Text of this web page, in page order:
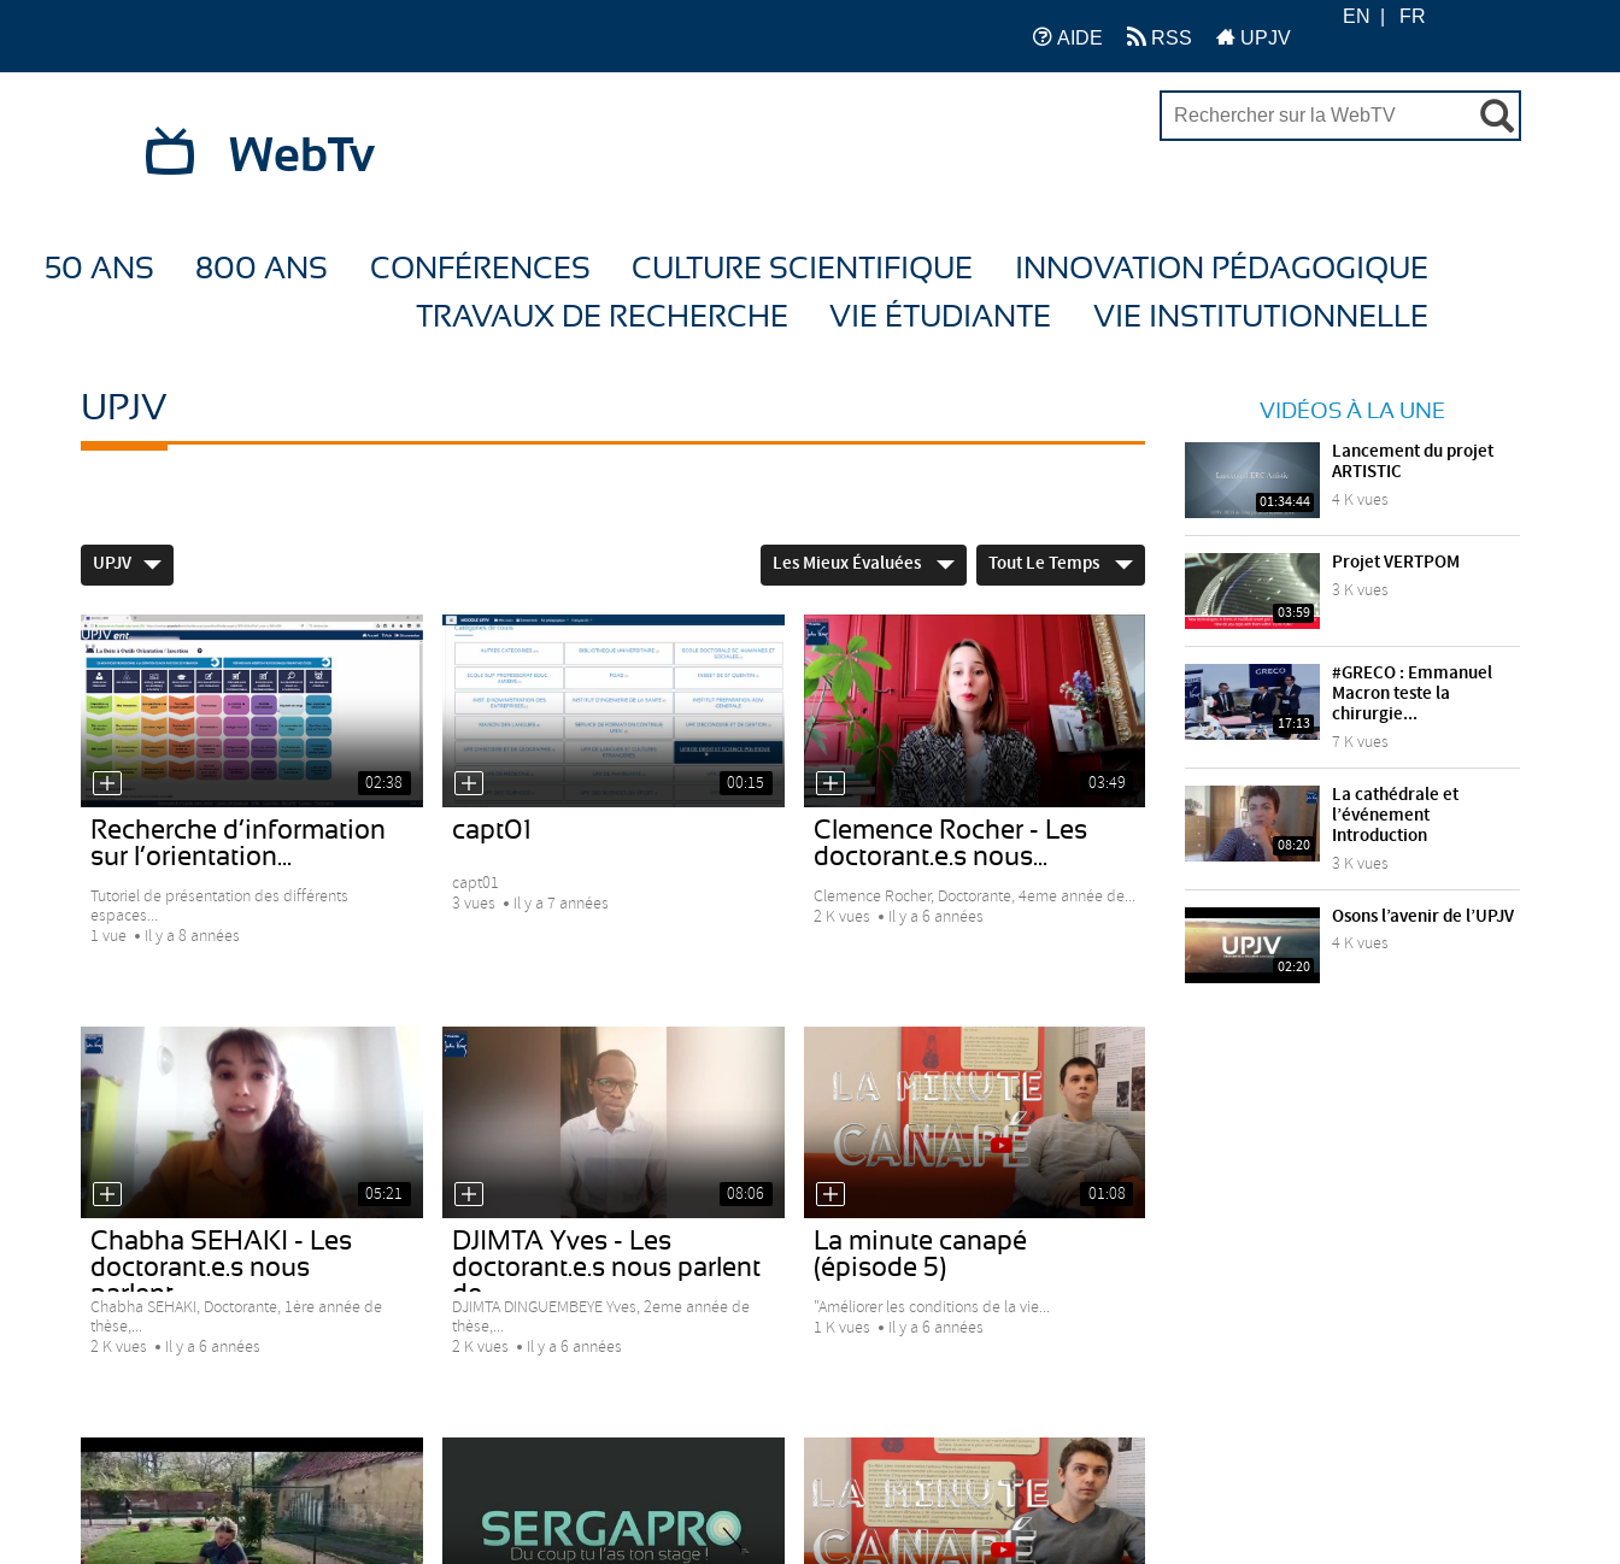
AIDE RSS UPJV
EN FR
WebTv
50 ANS 800 ANS CONFÉRENCES CULTURE SCIENTIFIQUE
INNOVATION PÉDAGOGIQUE
TRAVAUX DE RECHERCHE
VIE ÉTUDIANTE VIE INSTITUTIONNELLE
UPJV
UPJV Les Mieux Évaluées Tout Le Temps
02:38
Recherche d’information
sur l’orientation...
Tutoriel de présentation des différents
espaces...
1 vue
Il y a 8 années
00:15
capt01
capt01
3 vues
Il y a 7 années
03:49
Clemence Rocher - Les
doctorant.e.s nous...
Clemence Rocher, Doctorante, 4eme année de...
2 K vues
Il y a 6 années
05:21
Chabha SEHAKI - Les
doctorant.e.s nous
parlent...
Chabha SEHAKI, Doctorante, 1ère année de
thèse,...
2 K vues
Il y a 6 années
08:06
DJIMTA Yves - Les
doctorant.e.s nous parlent
de...
DJIMTA DINGUEMBEYE Yves, 2eme année de
thèse,...
2 K vues
Il y a 6 années
01:08
La minute canapé
(épisode 5)
"Améliorer les conditions de la vie...
1 K vues
Il y a 6 années
VIDÉOS À LA UNE
01:34:44
Lancement du projet
ARTISTIC
4 K vues
03:59
Projet VERTPOM
3 K vues
17:13
#GRECO : Emmanuel
Macron teste la
chirurgie...
7 K vues
08:20
La cathédrale et
l’événement
Introduction
3 K vues
02:20
Osons l’avenir de l’UPJV
4 K vues